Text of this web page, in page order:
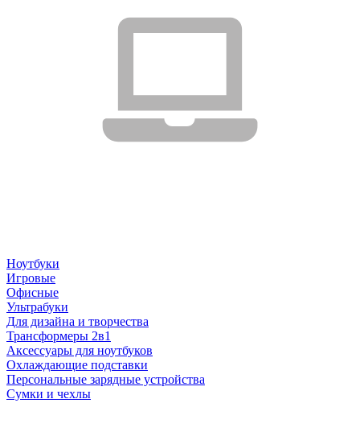
Ноутбуки
Игровые
Офисные
Ультрабуки
Для дизайна и творчества
Трансформеры 2в1
Аксессуары для ноутбуков
Охлаждающие подставки
Персональные зарядные устройства
Сумки и чехлы